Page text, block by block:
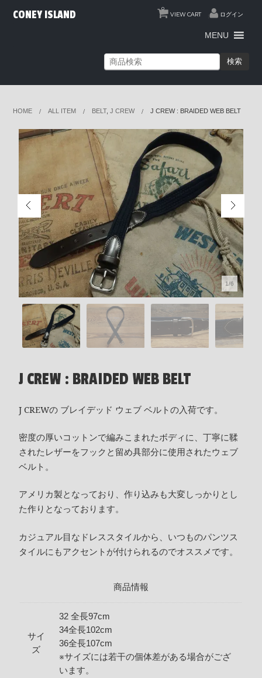
VIEW CART
0
ログイン
CONEY ISLAND
MENU
検索
HOME ALL ITEM BELT,J CREW J CREW : BRAIDED WEB BELT
1/6
J CREW : BRAIDED WEB BELT
J CREWの ブレイデッド ウェブ ベルトの入荷です。
密度の厚いコットンで編みこまれたボディに、丁寧に鞣
されたレザーをフックと留め具部分に使用されたウェブ
ベルト。
アメリカ製となっており、作り込みも大変しっかりとし
た作りとなっております。
カジュアル目なドレススタイルから、いつものパンツス
タイルにもアクセントが付けられるのでオススメです。
商品情報
サイ
ズ
32 全長97cm
34全長102cm
36全長107cm
※サイズには若干の個体差がある場合がござ
います。